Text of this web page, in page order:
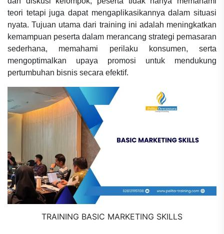
teori tetapi juga dapat mengaplikasikannya dalam situasi
nyata. Tujuan utama dari training ini adalah meningkatkan
kemampuan peserta dalam merancang strategi pemasaran
sederhana, memahami perilaku konsumen, serta
mengoptimalkan upaya promosi untuk mendukung
pertumbuhan bisnis secara efektif.
TRAINING BASIC MARKETING SKILLS